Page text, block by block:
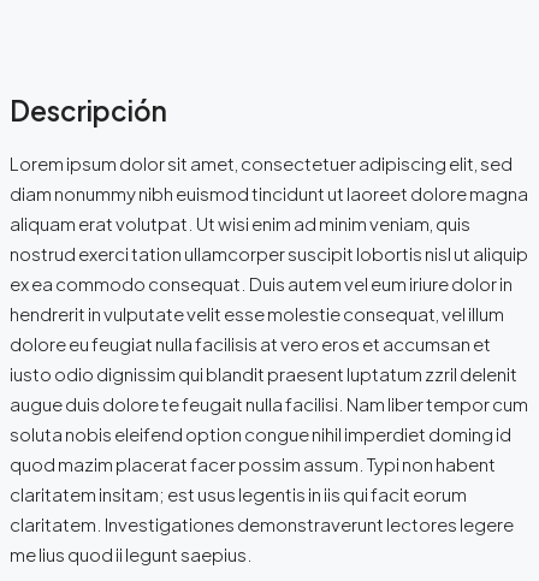
Descripción
Lorem ipsum dolor sit amet, consectetuer adipiscing elit, sed
diam nonummy nibh euismod tincidunt ut laoreet dolore magna
aliquam erat volutpat. Ut wisi enim ad minim veniam, quis
nostrud exerci tation ullamcorper suscipit lobortis nisl ut aliquip
ex ea commodo consequat. Duis autem vel eum iriure dolor in
hendrerit in vulputate velit esse molestie consequat, vel illum
dolore eu feugiat nulla facilisis at vero eros et accumsan et
iusto odio dignissim qui blandit praesent luptatum zzril delenit
augue duis dolore te feugait nulla facilisi. Nam liber tempor cum
soluta nobis eleifend option congue nihil imperdiet doming id
quod mazim placerat facer possim assum. Typi non habent
claritatem insitam; est usus legentis in iis qui facit eorum
claritatem. Investigationes demonstraverunt lectores legere
me lius quod ii legunt saepius.